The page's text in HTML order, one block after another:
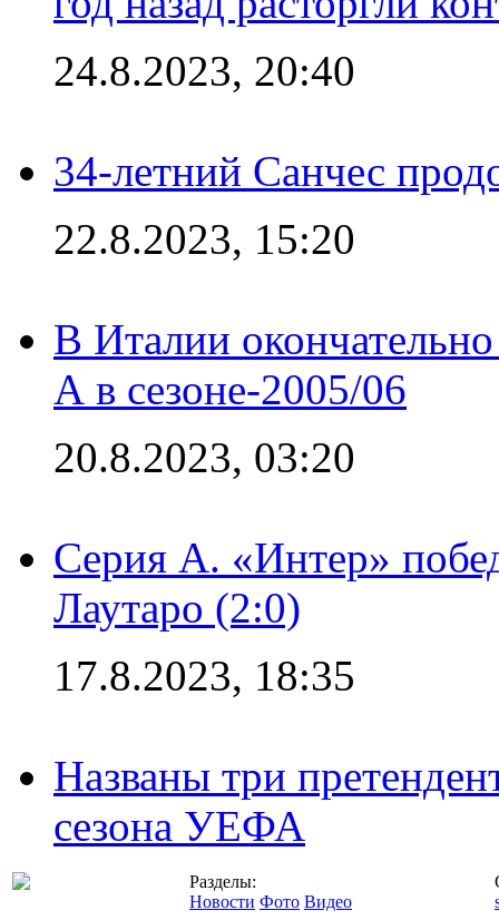
24.8.2023, 20:40
34-летний Санчес
22.8.2023, 15:20
В Италии
А в сезоне-2005/06
20.8.2023, 03:20
Серия А. «Интер»
Лаутаро (2:0)
17.8.2023, 18:35
Названы три
сезона УЕФА
Разделы:
Новости Фото Видео